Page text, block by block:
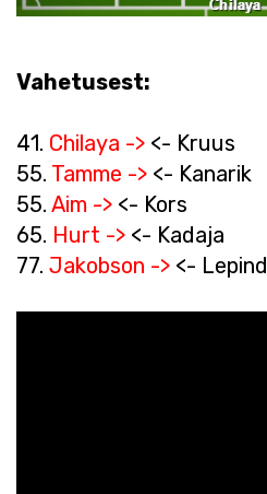
Vahetusest:
41. Chilaya -> <- Kruus
55. Tamme -> <- Kanarik
55. Aim -> <- Kors
65. Hurt -> <- Kadaja
77. Jakobson -> <- Lepind